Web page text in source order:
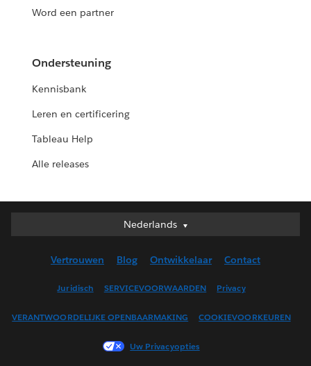
Word een partner
Ondersteuning
Kennisbank
Leren en certificering
Tableau Help
Alle releases
Nederlands
Nederlands
English (UK)
Français (Canada)
Français (France)
Vertrouwen Blog Ontwikkelaar Contact
Juridisch SERVICEVOORWAARDEN Privacy
VERANTWOORDELIJKE OPENBAARMAKING COOKIEVOORKEUREN
Uw Privacyopties